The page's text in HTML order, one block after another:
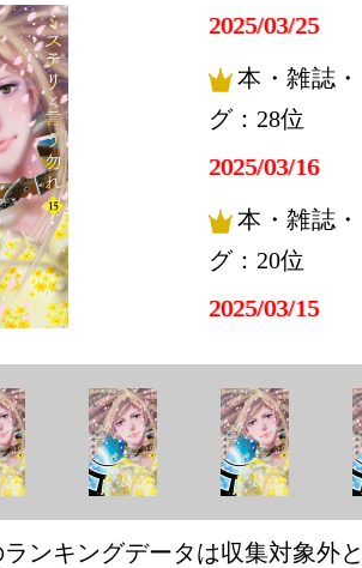
2025/03/25
本・雑誌
グ：28位
2025/03/16
本・雑誌
グ：20位
2025/03/15
本・雑誌
グ：18位
2025/03/12
本・雑誌
グ：17位
ンキングデータは収集対象外